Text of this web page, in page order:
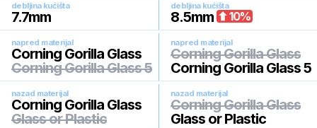
debljina kućišta
7.7mm
debljina kućišta
8.5mm 10%
napred materijal
Corning Gorilla Glass
Corning Gorilla Glass 5
napred materijal
Corning Gorilla Glass
Corning Gorilla Glass 5
nazad materijal
Corning Gorilla Glass
Glass or Plastic
nazad materijal
Corning Gorilla Glass
Glass or Plastic